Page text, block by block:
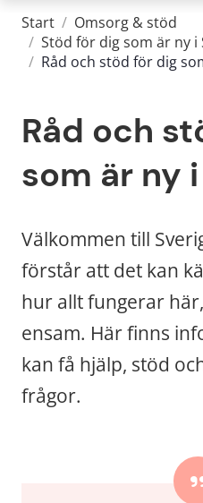
Start / Omsorg & stöd
/ Stöd för dig som är ny i
/ Råd och stöd för dig
Råd och
som är ny
Välkommen till
förstår att det kan
hur allt fungerar
ensam. Här finns
kan få hjälp, stöd
frågor.